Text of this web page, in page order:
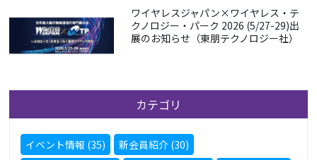
ワイヤレスジャパン×ワイヤレス・テ
クノロジー・パーク 2026 (5/27-29)出
展のお知らせ（東朋テクノロジー社）
カテゴリ
イベント情報 (35)
新会員紹介 (30)